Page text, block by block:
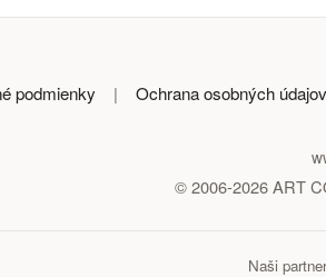
podmienky | Ochrana osobných údajov
© 2006-2026 ART
Naši